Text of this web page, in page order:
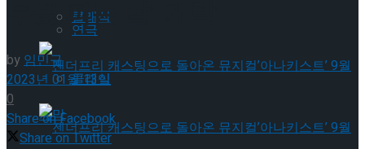
클래식
연극
클래식
무꽃 피는 날’ 개막
by임민규
2023년 01월 13일
0
Share on Facebook
Share on Twitter